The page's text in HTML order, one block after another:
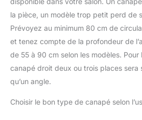
la pièce, un modèle trop petit perd de
Prévoyez au minimum 80 cm de
et tenez compte de la profondeur de
de 55 à 90 cm selon les modèles.
canapé droit deux ou trois places sera
qu’un angle.
Choisir le bon type de canapé selon